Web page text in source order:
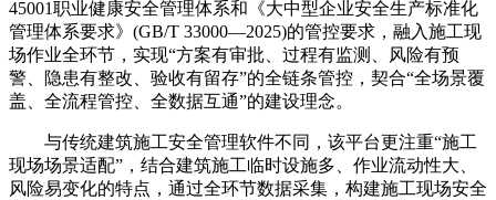
45001职业健康安全管理体系和《大中型企业安全生产标准化
管理体系要求》(GB/T 33000—2025)的管控要求，融入施工现
场作业全环节，实现“方案有审批、过程有监测、风险有预
警、隐患有整改、验收有留存”的全链条管控，契合“全场景覆
盖、全流程管控、全数据互通”的建设理念。
与传统建筑施工安全管理软件不同，该平台更注重“施工
现场场景适配”，结合建筑施工临时设施多、作业流动性大、
风险易变化的特点，通过全环节数据采集，构建施工现场安全